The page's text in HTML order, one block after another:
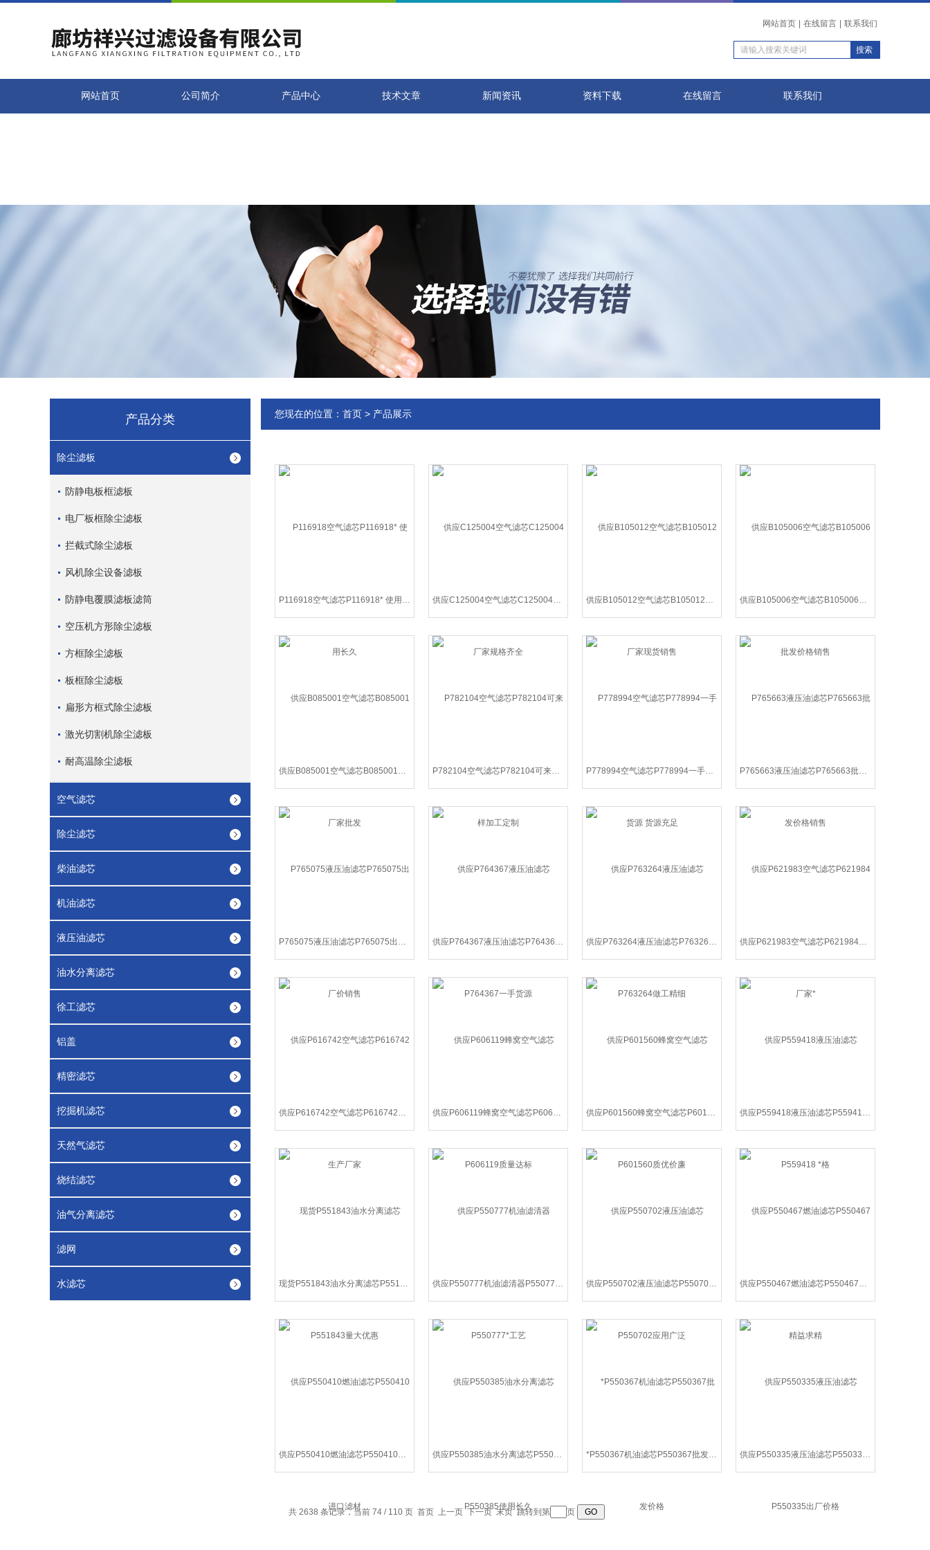
在线交流
您好！欢迎前来咨询，很高兴为您服务，请问您要咨询什么问题呢？
您好，看您停留很久了，是否找到了需求产品，您可以直接在线与我联系！
网站首页 在线留言 联系我们
网站首页 公司简介 产品中心 技术文章 新闻资讯 资料下载 在线留言 联系我们
产品分类
除尘滤板
防静电板框滤板
电厂板框除尘滤板
拦截式除尘滤板
风机除尘设备滤板
防静电覆膜滤板滤筒
空压机方形除尘滤板
方框除尘滤板
板框除尘滤板
扁形方框式除尘滤板
激光切割机除尘滤板
耐高温除尘滤板
空气滤芯
除尘滤芯
柴油滤芯
机油滤芯
液压油滤芯
油水分离滤芯
徐工滤芯
铝盖
精密滤芯
挖掘机滤芯
天然气滤芯
烧结滤芯
油气分离滤芯
滤网
水滤芯
您现在的位置： 首页 > 产品展示
P116918空气滤芯P116918* 使用长久 供应C125004空气滤芯C125004厂家规格齐全 供应B105012空气滤芯B105012厂家现货销售 供应B105006空气滤芯B105006批发价格销售
供应B085001空气滤芯B085001厂家批发 P782104空气滤芯P782104可来样加工定制 P778994空气滤芯P778994一手货源 货源充足 P765663液压油滤芯P765663批发价格销售
P765075液压油滤芯P765075出厂价销售 供应P764367液压油滤芯P764367一手货源 供应P763264液压油滤芯P763264做工精细 供应P621983空气滤芯P621984厂家*
供应P616742空气滤芯P616742生产厂家 供应P606119蜂窝空气滤芯P606119质量达标 供应P601560蜂窝空气滤芯P601560质优价廉 供应P559418液压油滤芯P559418 *格
现货P551843油水分离滤芯P551843量大优惠 供应P550777机油滤清器P550777*工艺 供应P550702液压油滤芯P550702应用广泛 供应P550467燃油滤芯P550467精益求精
供应P550410燃油滤芯P550410进口滤材 供应P550385油水分离滤芯P550385使用长久 *P550367机油滤芯P550367批发价格 供应P550335液压油滤芯P550335出厂价格
共 2638 条记录，当前 74 / 110 页 首页 上一页 下一页 末页跳转到第 页